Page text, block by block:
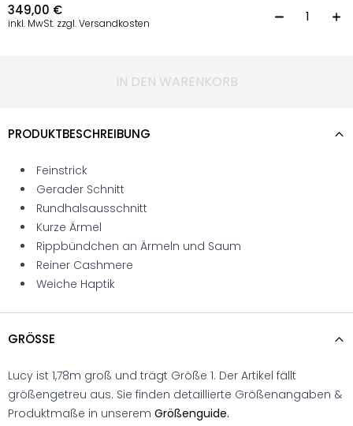
349,00 €
inkl. MwSt. zzgl. Versandkosten
IN DEN WARENKORB
PRODUKTBESCHREIBUNG
Feinstrick
Gerader Schnitt
Rundhalsausschnitt
Kurze Ärmel
Rippbündchen an Ärmeln und Saum
Reiner Cashmere
Weiche Haptik
GRÖSSE
Lucy ist 1,78m groß und trägt Größe 1. Der Artikel fällt
größengetreu aus. Sie finden detaillierte Größenangaben &
Produktmaße in unserem Größenguide.